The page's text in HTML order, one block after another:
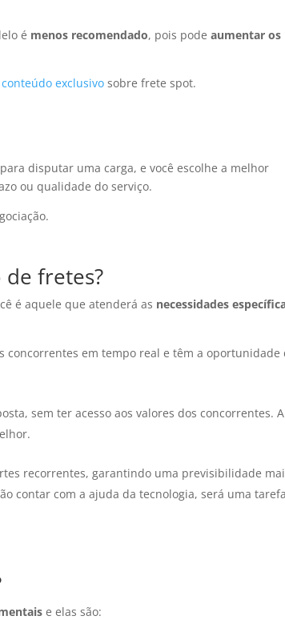
é menos recomendado, pois podeaumentar os
conteúdo exclusivo sobre frete spot.
disputar uma carga, e você escolhe a melhor
ou qualidade do serviço.
de fretes?
é aquele que atenderá as necessidades
concorrentes em tempo real e têm a oportunidade
sem ter acesso aos valores dos concorrentes. A
recorrentes, garantindo uma previsibilidade
contar com a ajuda da tecnologia, será uma tarefa
e elas são: